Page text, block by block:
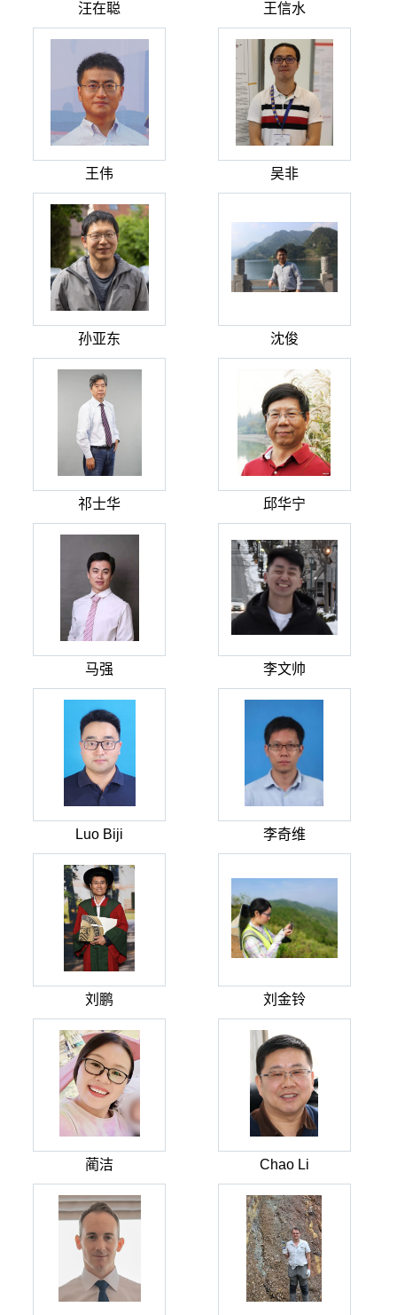
汪在聪 王信水
王伟 吴非
孙亚东 沈俊
祁士华 邱华宁
马强 李文帅
Luo Biji 李奇维
刘鹏 刘金铃
蔺洁 Chao Li